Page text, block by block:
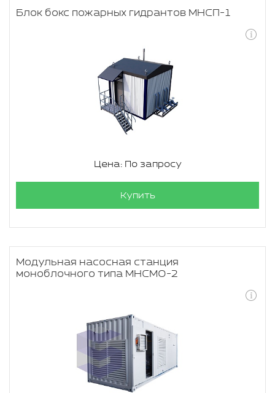
Блок бокс пожарных гидрантов МНСП-1
Цена: По запросу
Купить
Модульная насосная станция
моноблочного типа МНСМО-2